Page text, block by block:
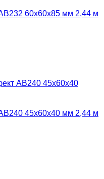
60х60х85 мм 2,44 м
45х60х40 мм 2,44 м